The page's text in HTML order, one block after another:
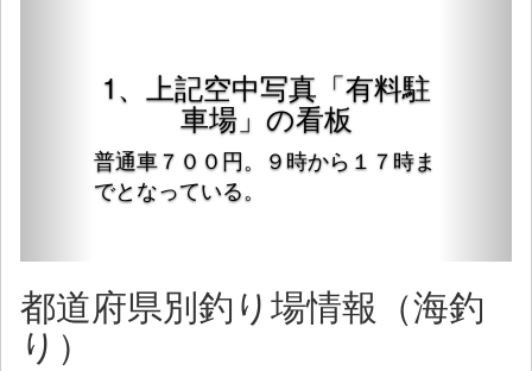
1、上記空中写真「有料駐
車場」の看板
普通車７００円。９時から１７時ま
でとなっている。
都道府県別釣り場情報（海釣
り）